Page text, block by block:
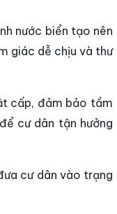
nước biển tạo nên
giác dễ chịu và thư
cấp, đảm bảo tầm
cư dân tận hưởng
cư dân vào trạng